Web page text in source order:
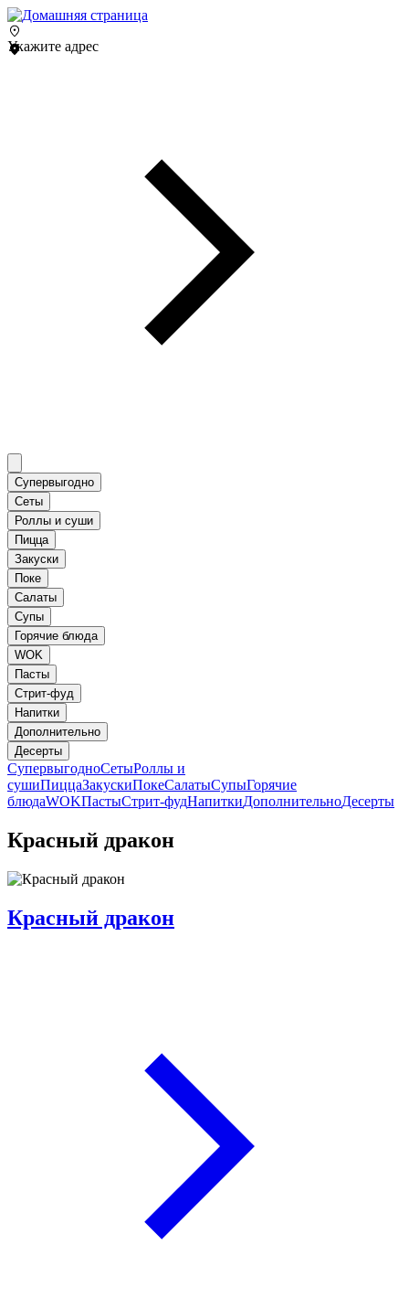
Укажите адрес
Супервыгодно
Сеты
Роллы и суши
Пицца
Закуски
Поке
Салаты
Супы
Горячие блюда
WOK
Пасты
Стрит-фуд
Напитки
Дополнительно
Десерты
СупервыгодноСетыРоллы и
сушиПиццаЗакускиПокеСалатыСупыГорячие
блюдаWOKПастыСтрит-фудНапиткиДополнительноДесерты
Красный дракон
Красный дракон